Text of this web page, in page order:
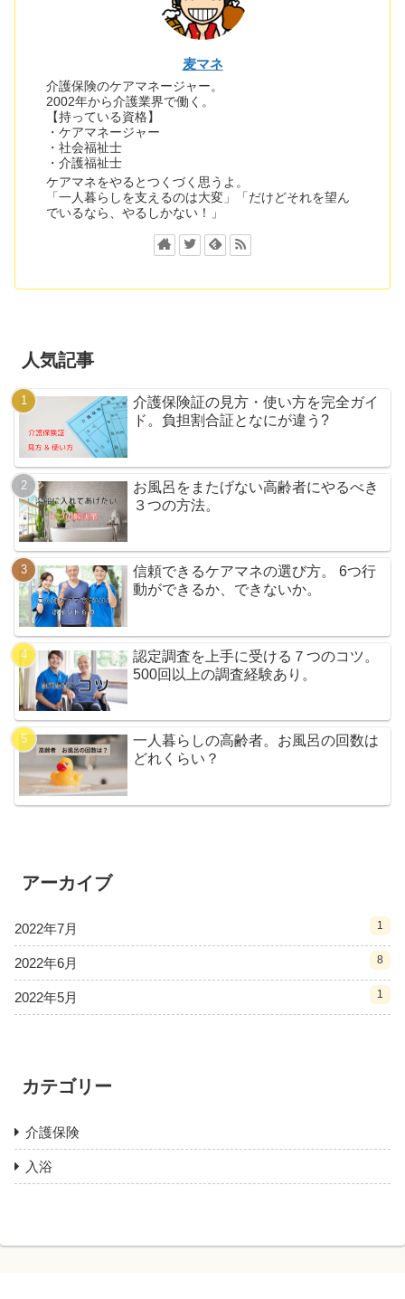
麦マネ
介護保険のケアマネージャー。
2002年から介護業界で働く。
【持っている資格】
・ケアマネージャー
・社会福祉士
・介護福祉士
ケアマネをやるとつくづく思うよ。
「一人暮らしを支えるのは大変」「だけどそれを望ん
でいるなら、やるしかない！」
人気記事
介護保険証の見方・使い方を完全ガイ
ド。負担割合証となにが違う?
お風呂をまたげない高齢者にやるべき
３つの方法。
信頼できるケアマネの選び方。 6つ行
動ができるか、できないか。
認定調査を上手に受ける７つのコツ。
500回以上の調査経験あり。
一人暮らしの高齢者。お風呂の回数は
どれくらい？
アーカイブ
2022年7月 1
2022年6月 8
2022年5月 1
カテゴリー
介護保険
入浴